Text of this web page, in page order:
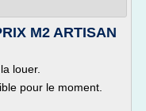
M2 ARTISAN
louer.
pour le moment.